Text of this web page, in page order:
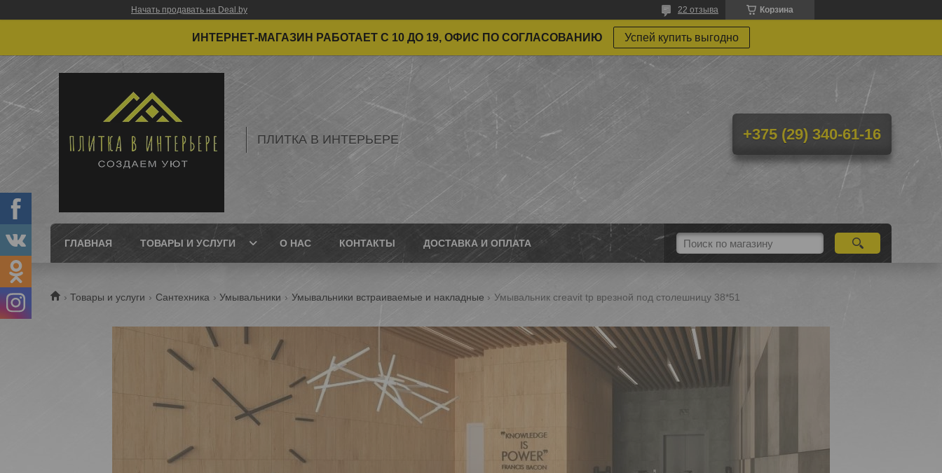
Начать продавать на Deal.by Корзина
22 отзыва
ИНТЕРНЕТ-МАГАЗИН РАБОТАЕТ С 10 ДО 19, ОФИС ПО СОГЛАСОВАНИЮ Успей купить выгодно
ПЛИТКА В ИНТЕРЬЕРЕ +375 (29) 340-61-16
ГЛАВНАЯ ТОВАРЫ И УСЛУГИ О НАС КОНТАКТЫ ДОСТАВКА И ОПЛАТА
Товары и услуги Сантехника Умывальники Умывальники встраиваемые и накладные Умывальник creavit tp врезной под столешницу 38*51